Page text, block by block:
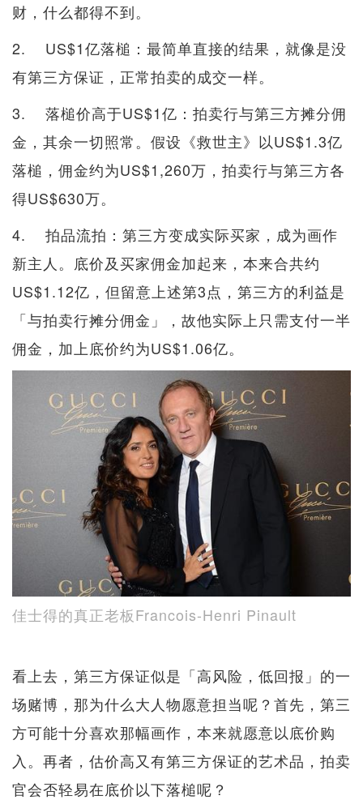
财，什么都得不到。
2. US$1亿落槌：最简单直接的结果，就像是没
有第三方保证，正常拍卖的成交一样。
3. 落槌价高于US$1亿：拍卖行与第三方摊分佣
金，其余一切照常。假设《救世主》以US$1.3亿
落槌，佣金约为US$1,260万，拍卖行与第三方各
得US$630万。
4. 拍品流拍：第三方变成实际买家，成为画作
新主人。底价及买家佣金加起来，本来合共约
US$1.12亿，但留意上述第3点，第三方的利益是
「与拍卖行摊分佣金」，故他实际上只需支付一半
佣金，加上底价约为US$1.06亿。
佳士得的真正老板Francois-Henri Pinault
看上去，第三方保证似是「高风险，低回报」的一
场赌博，那为什么大人物愿意担当呢？首先，第三
方可能十分喜欢那幅画作，本来就愿意以底价购
入。再者，估价高又有第三方保证的艺术品，拍卖
官会否轻易在底价以下落槌呢？